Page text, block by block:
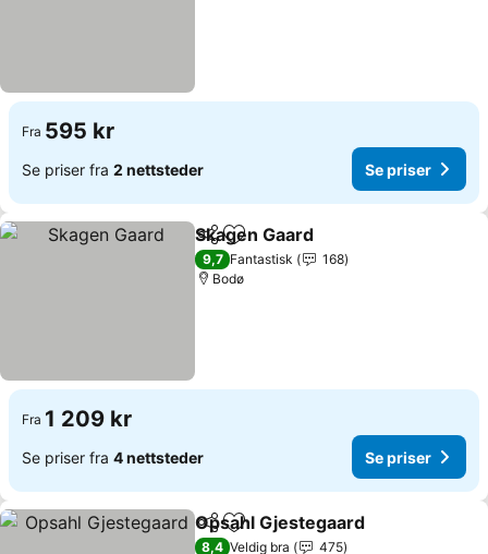
Fra 595 kr
Se priser fra 2 nettsteder Se priser
Del Legg til i favoritter
Skagen Gaard
9,7 Fantastisk
168
Bodø
Fra 1 209 kr
Se priser fra 4 nettsteder Se priser
Del Legg til i favoritter
Opsahl Gjestegaard
8,4 Veldig bra
475